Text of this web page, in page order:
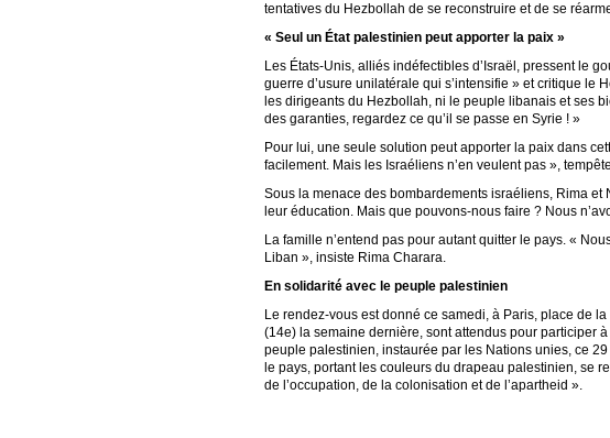
tentatives du Hezbollah de se reconstruire et de se
« Seul un État palestinien peut apporter la paix »
Les États-Unis, alliés indéfectibles d’Israël, pressent le
guerre d’usure unilatérale qui s’intensifie » et critique le
les dirigeants du Hezbollah, ni le peuple libanais et ses
des garanties, regardez ce qu’il se passe en Syrie ! »
Pour lui, une seule solution peut apporter la paix dans
facilement. Mais les Israéliens n’en veulent pas »,
Sous la menace des bombardements israéliens, Rima et
leur éducation. Mais que pouvons-nous faire ? Nous
La famille n’entend pas pour autant quitter le pays. «
Liban », insiste Rima Charara.
En solidarité avec le peuple palestinien
Le rendez-vous est donné ce samedi, à Paris, place de
(14e) la semaine dernière, sont attendus pour participer
peuple palestinien, instaurée par les Nations unies, ce
le pays, portant les couleurs du drapeau palestinien, se
de l’occupation, de la colonisation et de l’apartheid ».